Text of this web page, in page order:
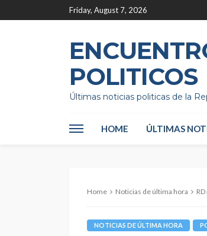
Friday, August 7, 2026
POLITICOS
Últimas noticias politicas de la
HOME ÚLTIMAS
Home Noticias de última hora
NOTICIAS DE ÚLTIMA HORA